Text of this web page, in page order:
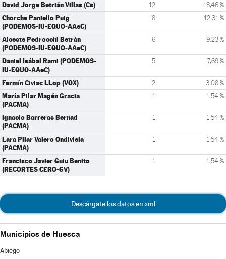
David Jorge Betrián Villas (Cs) 12 18,46 %
Chorche Paniello Puig
(PODEMOS-IU-EQUO-AAeC)
8 12,31 %
Alceste Pedrocchi Betrán
(PODEMOS-IU-EQUO-AAeC)
6 9,23 %
Daniel Isábal Rami (PODEMOS-
IU-EQUO-AAeC)
5 7,69 %
Fermín Civiac LLop (VOX) 2 3,08 %
María Pilar Magén Gracia
(PACMA)
1 1,54 %
Ignacio Barreras Bernad
(PACMA)
1 1,54 %
Lara Pilar Valero Ondiviela
(PACMA)
1 1,54 %
Francisco Javier Guiu Benito
(RECORTES CERO-GV)
1 1,54 %
Descárgate los datos en xml
Municipios de Huesca
Abiego